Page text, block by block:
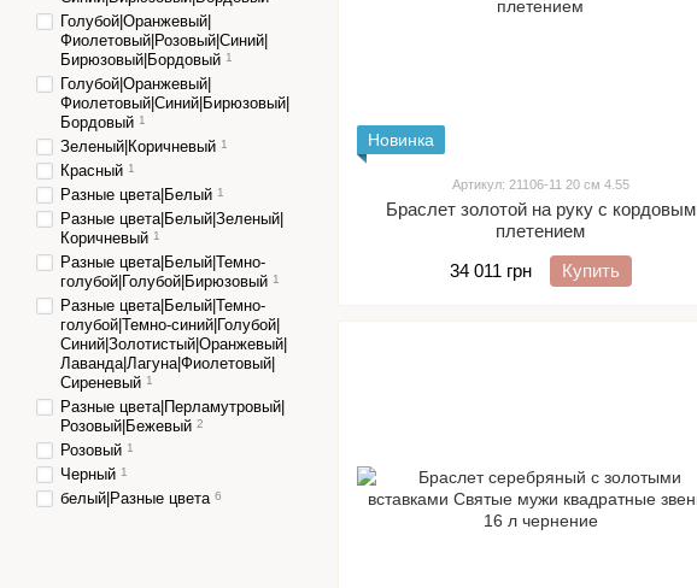
Новинка
Артикул: 21106-11 20 см 4.55
Браслет золотой на руку с кордовым
плетением
34 011 грн
Купить
Голубой|Оранжевый|
Фиолетовый|Розовый|Синий|
Бирюзовый|Бордовый 1
Голубой|Оранжевый|
Фиолетовый|Синий|Бирюзовый|
Бордовый 1
Зеленый|Коричневый 1
Красный 1
Разные цвета|Белый 1
Разные цвета|Белый|Зеленый|
Коричневый 1
Разные цвета|Белый|Темно-
голубой|Голубой|Бирюзовый 1
Разные цвета|Белый|Темно-
голубой|Темно-синий|Голубой|
Синий|Золотистый|Оранжевый|
Лаванда|Лагуна|Фиолетовый|
Сиреневый 1
Разные цвета|Перламутровый|
Розовый|Бежевый 2
Розовый 1
Черный 1
белый|Разные цвета 6